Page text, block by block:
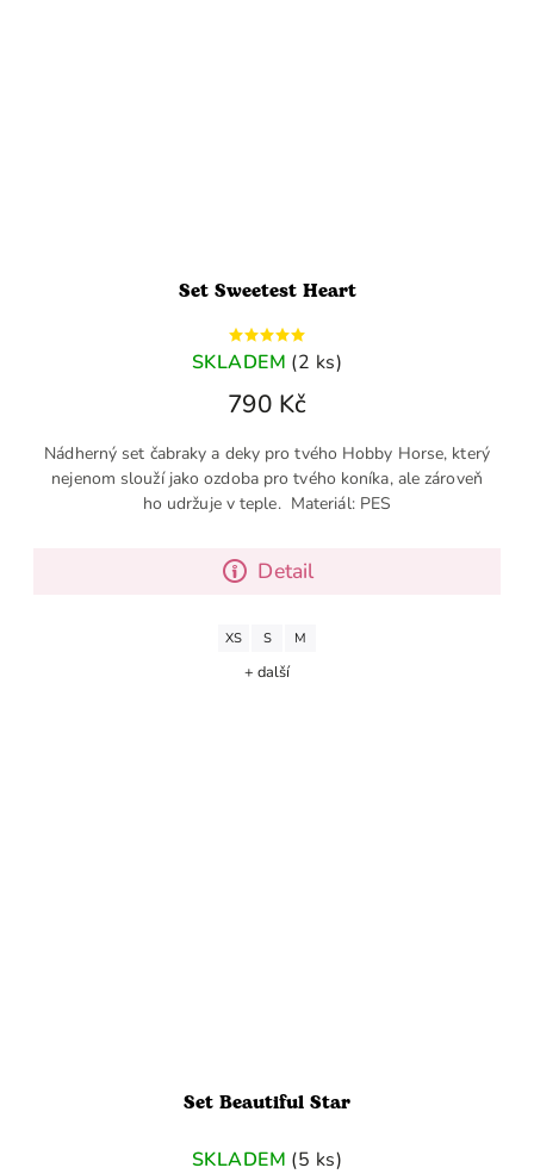
Set Sweetest Heart
SKLADEM (2 ks)
790 Kč
Detail
Nádherný set čabraky a deky pro tvého Hobby Horse, který
nejenom slouží jako ozdoba pro tvého koníka, ale zároveň
ho udržuje v teple. Materiál: PES
XS S M
+ další
Set Beautiful Star
SKLADEM (5 ks)